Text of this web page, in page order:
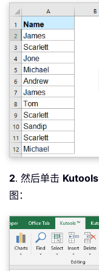
2. 然后单击 Kutools
图：